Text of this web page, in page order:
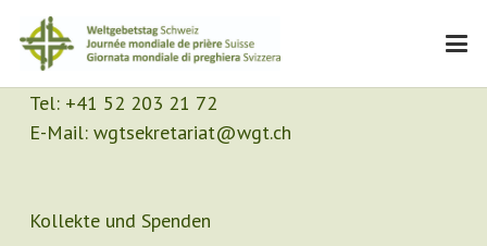
Kontakt
Sekretariat
Tel: +41 52 203 21 72
E-Mail: wgtsekretariat@wgt.ch
Kollekte und Spenden